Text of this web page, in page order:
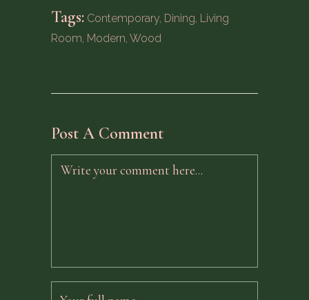
Tags: Contemporary, Dining, Living
Room, Modern, Wood
Post A Comment